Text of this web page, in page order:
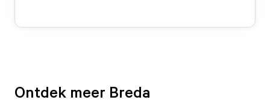
Ontdek meer Breda